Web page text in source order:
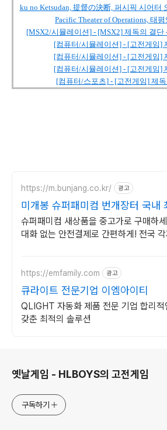
ku no Ketsudan, 提督の決断, 퍼시픽 시어터
Pacific Theater of Operations, 태
[MSX2/시뮬레이션] - [MSX2] 제독의 결단
[컴퓨터/시뮬레이션] - [고전게임]
[컴퓨터/시뮬레이션] - [고전게임]
[컴퓨터/시뮬레이션] - [고전게임]
[컴퓨터/스포츠] - [고전게임] 제
https://m.bunjang.co.kr/ 광고
미개봉 슈퍼패미컴 번개장터 국내
브랜드 중고거래
슈퍼패미컴 새상품을 중고가로 구매하
대화 없는 안전결제로 간편하게! 전국 각
https://emfamily.com 광고
큐라이트 전문기업 이엠아이티
QLIGHT 자동화 제품 전문 기업 합리적
갖춘 최적의 솔루션
옛날게임 - HLBOYS의 고전게임
구독하기